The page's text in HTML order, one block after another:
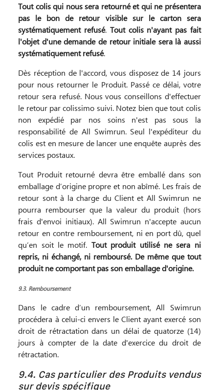
Tout colis qui nous sera retourné et qui ne présentera
pas le bon de retour visible sur le carton sera
systématiquement refusé. Tout colis n'ayant pas fait
l'objet d'une demande de retour initiale sera là aussi
systématiquement refusé.
Dès réception de l'accord, vous disposez de 14 jours
pour nous retourner le Produit. Passé ce délai, votre
retour sera refusé. Nous vous conseillons d'effectuer
le retour par colissimo suivi. Notez bien que tout colis
non expédié par nos soins n'est pas sous la
responsabilité de All Swimrun. Seul l'expéditeur du
colis est en mesure de lancer une enquête auprès des
services postaux.
Tout Produit retourné devra être emballé dans son
emballage d’origine propre et non abîmé. Les frais de
retour sont à la charge du Client et All Swimrun ne
pourra rembourser que la valeur du produit (hors
frais d'envoi initiaux). All Swimrun n'accepte aucun
retour en contre remboursement, ni en port dû, quel
qu’en soit le motif. Tout produit utilisé ne sera ni
repris, ni échangé, ni remboursé. De même que tout
produit ne comportant pas son emballage d'origine.
9.3. Remboursement
Dans le cadre d’un remboursement, All Swimrun
procédera à celui-ci envers le Client ayant exercé son
droit de rétractation dans un délai de quatorze (14)
jours à compter de la date d'exercice du droit de
rétractation.
9.4. Cas particulier des Produits vendus
sur devis spécifique